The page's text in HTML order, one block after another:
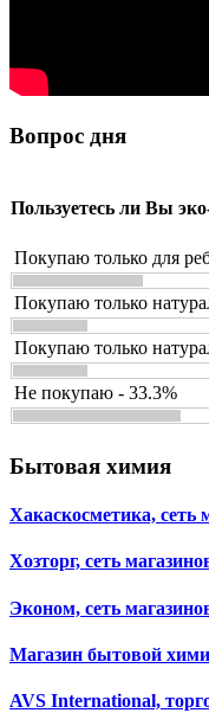
Вопрос дня
Пользуетесь ли Вы
Покупаю только для
Покупаю только
Покупаю только
Не покупаю - 33.3%
Бытовая химия
Хакаскосметика, сеть
Хозторг, сеть
Эконом, сеть
Магазин бытовой
AVS International,